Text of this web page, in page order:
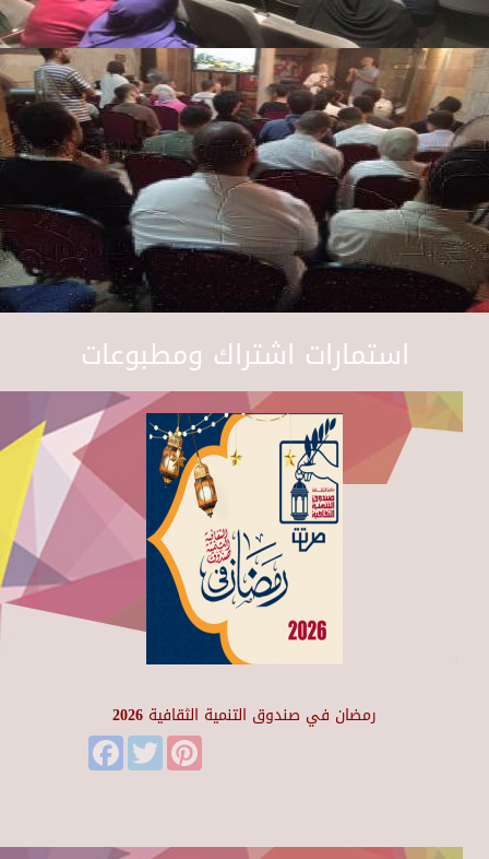
استمارات اشتراك ومطبوعات
رمضان في صندوق التنمية الثقافية 2026
FacebookTwitter